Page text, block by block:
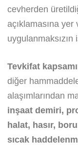
cevherden
açıklamasına
uygulanmaksızın
Tevkifat
diğer
alaşımlarından
inşaat demiri,
halat, hasır,
sıcak